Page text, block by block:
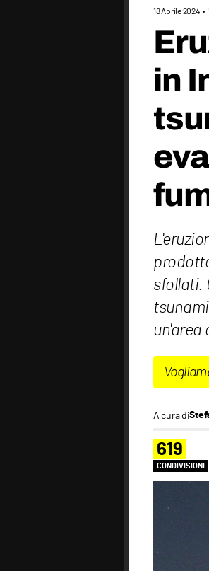
18 Aprile 2024
in
sfollati.
un'area
A cura di
619
CONDIVISIONI